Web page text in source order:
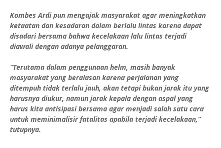
Kombes Ardi pun mengajak masyarakat agar meningkatkan
ketaatan dan kesadaran dalam berlalu lintas karena dapat
disadari bersama bahwa kecelakaan lalu lintas terjadi
diawali dengan adanya pelanggaran.
“Terutama dalam penggunaan helm, masih banyak
masyarakat yang beralasan karena perjalanan yang
ditempuh tidak terlalu jauh, akan tetapi bukan jarak itu yang
harusnya diukur, namun jarak kepala dengan aspal yang
harus kita antisipasi bersama agar menjadi salah satu cara
untuk meminimalisir fatalitas apabila terjadi kecelakaan,”
tutupnya.